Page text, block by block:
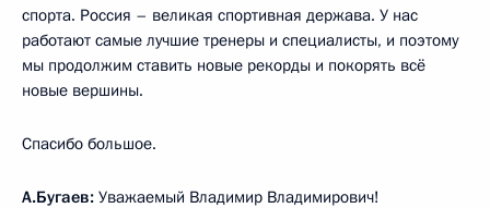
спорта. Россия – великая спортивная держава. У нас
работают самые лучшие тренеры и специалисты, и поэтому
мы продолжим ставить новые рекорды и покорять всё
новые вершины.
Спасибо большое.
А.Бугаев: Уважаемый Владимир Владимирович!